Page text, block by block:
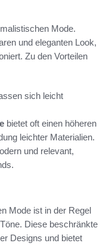
Mode.
und eleganten Look,
Zu den Vorteilen
sich leicht
bietet oft einen höheren
leichter Materialien.
und relevant,
Mode ist in der Regel
Diese beschränkte
Designs und bietet